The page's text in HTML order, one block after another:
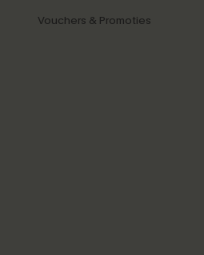
Vouchers & Promoties